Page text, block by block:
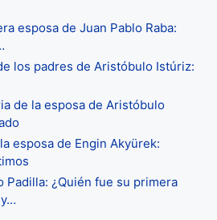
esposa de Juan Pablo Raba:
los padres de Aristóbulo Istúriz:
de la esposa de Aristóbulo
esposa de Engin Akyürek:
Padilla: ¿Quién fue su primera